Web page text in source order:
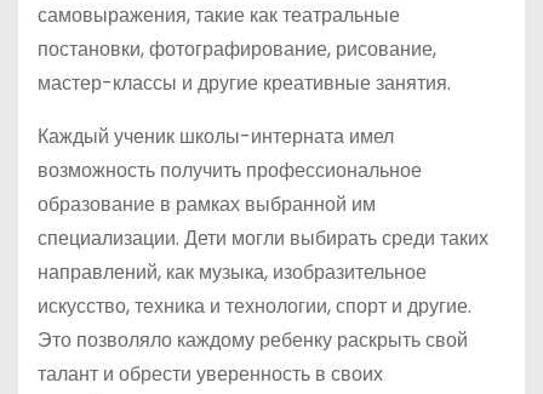
самовыражения, такие как театральные
постановки, фотографирование, рисование,
мастер-классы и другие креативные занятия.
Каждый ученик школы-интерната имел
возможность получить профессиональное
образование в рамках выбранной им
специализации. Дети могли выбирать среди таких
направлений, как музыка, изобразительное
искусство, техника и технологии, спорт и другие.
Это позволяло каждому ребенку раскрыть свой
талант и обрести уверенность в своих